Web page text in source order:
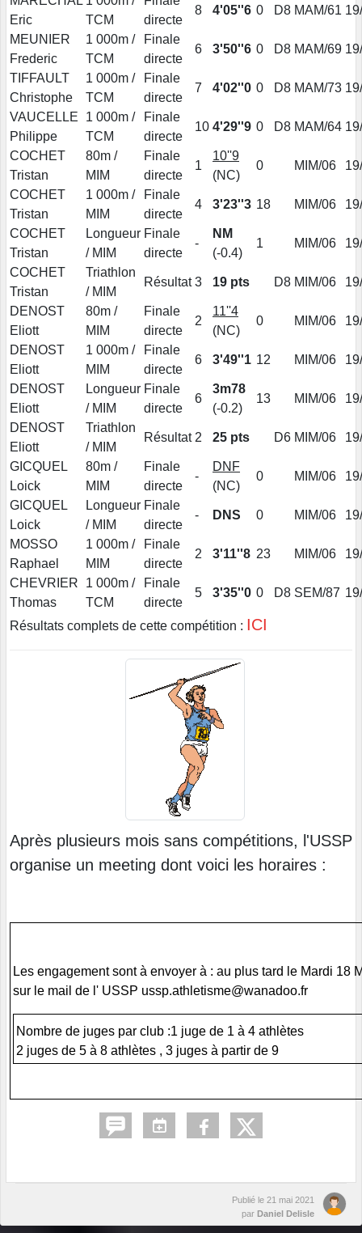
Eric
TCM
directe
8 4'05''6 0 D8 MAM/61
MEUNIER
Frederic
1 000m /
TCM
Finale
directe
6 3'50''6 0 D8 MAM/69
TIFFAULT
Christophe
1 000m /
TCM
Finale
directe
7 4'02''0 0 D8 MAM/73
VAUCELLE
Philippe
1 000m /
TCM
Finale
directe
10 4'29''9 0 D8 MAM/64
COCHET
Tristan
80m /
MIM
Finale
directe
1
10''9
(NC)
0 MIM/06
COCHET
Tristan
1 000m /
MIM
Finale
directe
4 3'23''3 18 MIM/06
COCHET
Tristan
Longueur
/ MIM
Finale
directe
-
NM
(-0.4)
1 MIM/06
COCHET
Tristan
Triathlon
/ MIM
Résultat 3 19 pts D8 MIM/06
DENOST
Eliott
80m /
MIM
Finale
directe
2
11''4
(NC)
0 MIM/06
DENOST
Eliott
1 000m /
MIM
Finale
directe
6 3'49''1 12 MIM/06
DENOST
Eliott
Longueur
/ MIM
Finale
directe
6
3m78
(-0.2)
13 MIM/06
DENOST
Eliott
Triathlon
/ MIM
Résultat 2 25 pts D6 MIM/06
GICQUEL
Loick
80m /
MIM
Finale
directe
-
DNF
(NC)
0 MIM/06
GICQUEL
Loick
Longueur
/ MIM
Finale
directe
- DNS 0 MIM/06
MOSSO
Raphael
1 000m /
MIM
Finale
directe
2 3'11''8 23 MIM/06
CHEVRIER
Thomas
1 000m /
TCM
Finale
directe
5 3'35''0 0 D8 SEM/87
Résultats complets de cette compétition : ICI
Après plusieurs mois sans compétitions, l'USSP
organise un meeting dont voici les horaires :
Les engagement sont à envoyer à : au plus tard le Mardi 18
sur le mail de l' USSP ussp.athletisme@wanadoo.fr
Nombre de juges par club :1 juge de 1 à 4 athlètes
2 juges de 5 à 8 athlètes , 3 juges à partir de 9
Publié le 21 mai 2021
par Daniel Delisle